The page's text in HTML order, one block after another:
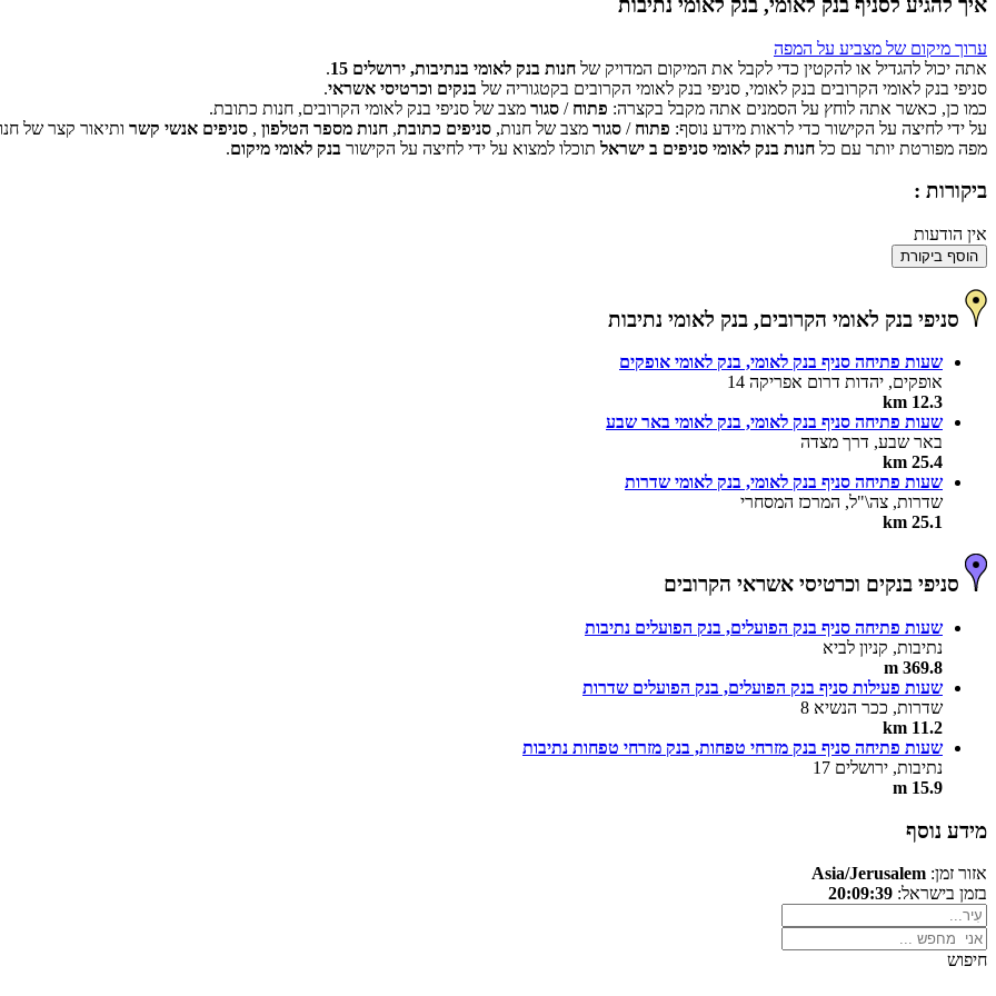
איך להגיע לסניף בנק לאומי, בנק לאומי נתיבות
‏דף זה לא יכול לטעון את מפות Google כראוי.
האם האתר הזה בבעלותך?
ערוך מיקום של מצביע על המפה
אתה יכול להגדיל או להקטין כדי לקבל את המיקום המדויק של חנות בנק לאומי בנתיבות, ירושלים 15
.
סניפי בנק לאומי הקרובים בנק לאומי, סניפי בנק לאומי הקרובים בקטגוריה של בנקים וכרטיסי אשראי.
כמו כן, כאשר אתה לוחץ על הסמנים אתה מקבל בקצרה: פתוח / סגור מצב של סניפי בנק לאומי הקרובים, חנות כתובת.
על ידי לחיצה על הקישור כדי לראות מידע נוסף: פתוח / סגור מצב של חנות, סניפים כתובת, חנות מספר הטלפון , סניפים אנשי קשר ותיאור קצר של
מפה מפורטת יותר עם כל חנות בנק לאומי סניפים ב ישראל תוכלו למצוא על ידי לחיצה על הקישור בנק לאומי מיקום.
ביקורות :
אין הודעות
הוסף ביקורת
סניפי בנק לאומי הקרובים, בנק לאומי נתיבות
שעות פתיחה סניף בנק לאומי, בנק לאומי אופקים
אופקים, יהדות דרום אפריקה 14
12.3 km
שעות פתיחה סניף בנק לאומי, בנק לאומי באר שבע
באר שבע, דרך מצדה
25.4 km
שעות פתיחה סניף בנק לאומי, בנק לאומי שדרות
שדרות, צה\"ל, המרכז המסחרי
25.1 km
סניפי בנקים וכרטיסי אשראי הקרובים
שעות פתיחה סניף בנק הפועלים, בנק הפועלים נתיבות
נתיבות, קניון לביא
369.8 m
שעות פעילות סניף בנק הפועלים, בנק הפועלים שדרות
שדרות, ככר הנשיא 8
11.2 km
שעות פתיחה סניף בנק מזרחי טפחות, בנק מזרחי טפחות נתיבות
נתיבות, ירושלים 17
15.9 m
מידע נוסף
אזור זמן: Asia/Jerusalem
בזמן בישראל: 20:09:39
חיפוש